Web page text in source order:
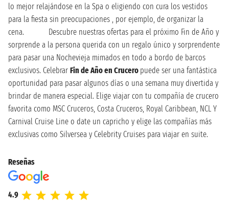
lo mejor relajándose en la Spa o eligiendo con cura los vestidos
para la fiesta sin preocupaciones , por ejemplo, de organizar la
cena. Descubre nuestras ofertas para el próximo Fin de Año y
sorprende a la persona querida con un regalo único y sorprendente
para pasar una Nochevieja mimados en todo a bordo de barcos
exclusivos. Celebrar Fin de Año en Crucero puede ser una fantástica
oportunidad para pasar algunos días o una semana muy divertida y
brindar de manera especial. Elige viajar con tu compañía de crucero
favorita como MSC Cruceros, Costa Cruceros, Royal Caribbean, NCL Y
Carnival Cruise Line o date un capricho y elige las compañías más
exclusivas como Silversea y Celebrity Cruises para viajar en suite.
Reseñas
4.9